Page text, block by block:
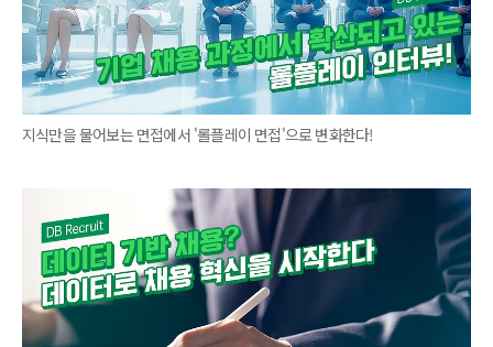
지식만을 물어보는 면접에서 '롤플레이 면접'으로 변화한다!